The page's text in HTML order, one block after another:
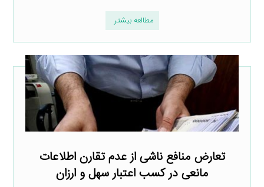
مطالعه بیشتر
تعارض منافع ناشی از عدم تقارن اطلاعات
مانعی در کسب اعتبار سهل و ارزان